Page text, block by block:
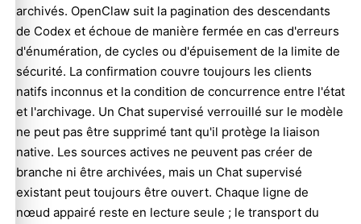
archivés. OpenClaw suit la pagination des descendants
de Codex et échoue de manière fermée en cas d'erreurs
d'énumération, de cycles ou d'épuisement de la limite de
sécurité. La confirmation couvre toujours les clients
natifs inconnus et la condition de concurrence entre l'état
et l'archivage. Un Chat supervisé verrouillé sur le modèle
ne peut pas être supprimé tant qu'il protège la liaison
native. Les sources actives ne peuvent pas créer de
branche ni être archivées, mais un Chat supervisé
existant peut toujours être ouvert. Chaque ligne de
nœud appairé reste en lecture seule ; le transport du